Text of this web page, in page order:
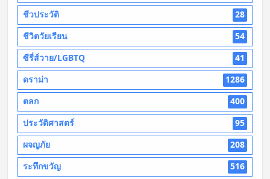
ชีวประวัติ
28
ชีวิตวัยเรียน
54
ซีรี่ส์วาย/LGBTQ
41
ดราม่า
1286
ตลก
400
ประวัติศาสตร์
95
ผจญภัย
208
ระทึกขวัญ
516